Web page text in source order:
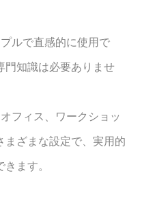
ルで直感的に使用で
門知識は必要ありませ
フィス、ワークショッ
まざまな設定で、実用的
ます。